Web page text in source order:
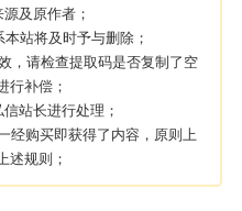
排行榜
联机招募
及原作者；
站将及时予与删除；
，请检查提取码是否复制了空
行补偿；
站长进行处理；
经购买即获得了内容，原则上
述规则；